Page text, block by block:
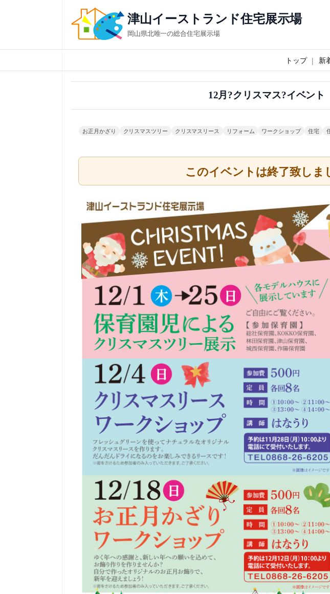
ス
キ
津山イーストランド住宅展示場
岡山県北唯一の総合住宅展示場
トップ 新
12月?クリスマス?イベント
お正月かざり クリスマスツリー クリスマスリース リフォーム ワークショップ 住宅
このイベントは終了致しま